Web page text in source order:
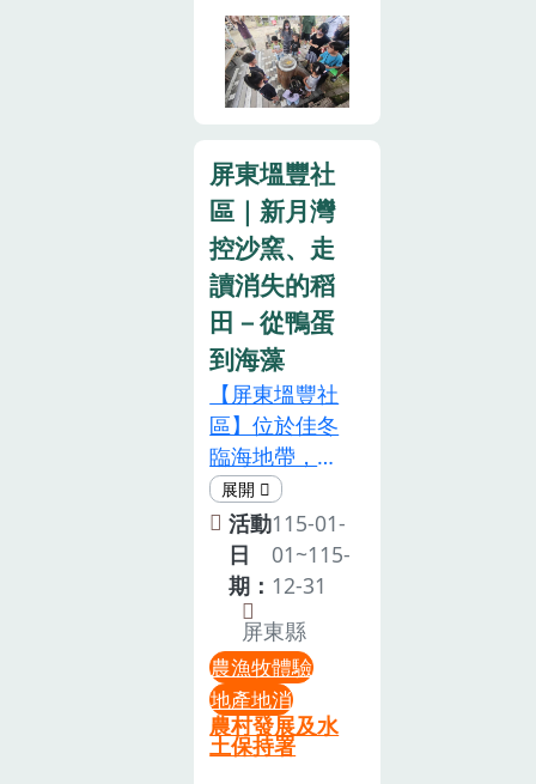
瓶，隨時補充
水分，保持最
佳體力。低碳
減塑行動： 響
應低碳永續旅
遊，鼓勵大家
自備環保筷或
個人餐具。減
少一次性用品
的使用，讓我
們在享受土地
饋贈的同時，
也為環境盡一
份心力。活動
相關諮詢如有
任何活動訊息
疑問或需即時
洽詢，歡迎加
入我們的官方
LINE。
@108htapz
(線上客服將為
您詳細解答)
手做出傳統點
心，好吃又好
玩！拔蘿蔔｜
體驗親子田園
證樂趣無窮、
回憶滿滿！揮
毫寫春聯｜免
費索取大師級
手寫春聯！讓
家裡充滿濃濃
的年味與祝
福！親子彩繪
｜帶著寶貝在
花海邊盡情揮
灑創意，畫出
屬於你們的年
節色彩！在地
農產市集｜採
買最新鮮的秀
水在地農特
產，為您的年
夜飯加菜！獨
家提醒：活動
(報名限量50
名)【參】收費
方式:1.每窯
材量建議5~8
人(五個成人或
八個孩童)一
窯。2. 以上費
用含焢窯食材
(雞、豬肉、
魚、地瓜、南
瓜、豆菜麵、
蓮藕茶等)，活
動比賽、場地
保險等。3.因
農場主要以生
產為主，維護
活動品質，參
與者(三歲以
上)每人當日入
場收取100元
換取農產品抵
用卷及摸彩
券。4.農村趣
操作教學（20
分鐘）•手作
教學：清洗、
絲處理麻竹筍
•發酵關鍵解
析：鹽度、水
分、溫度、乳
酸菌自然發酵
方式醃漬3.體
驗實作（40分
鐘）•親自操
作酸筍製作•
將完成品裝瓶
封存，貼上手
寫製作標籤4.
保存與回家照
護說明（15分
鐘）•教導學
員回家後觀察
發酵狀態•建
議使用期限與
保存方式•延
伸料理食譜推
石磨與食農教
育體驗、咖啡
與植物手作、
區導覽與咖啡
品嚐等，適合
親子、學校與
企業團體體驗
農村生活。活
動亮點從產地
到餐桌，動手
體驗、安心品
嚐，適合 親子
家庭｜學校團
體｜企業包團
｜社區活動。
活動/體驗時
長視不同體驗
內容而定(約
30分鐘~120分
鐘不等)活動/
體驗內容•過
年限定 DIY 體
驗•1.黑芝麻年
屏東塭豐社
區｜新月灣
控沙窯、走
讀消失的稻
田－從鴨蛋
到海藻
【屏東塭豐社
區】位於佳冬
臨海地帶，以
漁業與養殖為
主，發展出魚
塭養殖、鰻苗
捕撈與鴨蛋加
工等產業。社
區傳承牽罟文
化，記錄製網
耆老技藝與捕
蟹、捕鰻工
法，並舉辦牽
活動
日
期：
115-01-
01~115-
12-31
屏東縣
農漁牧體驗
地產地消
農村發展及水
土保持署